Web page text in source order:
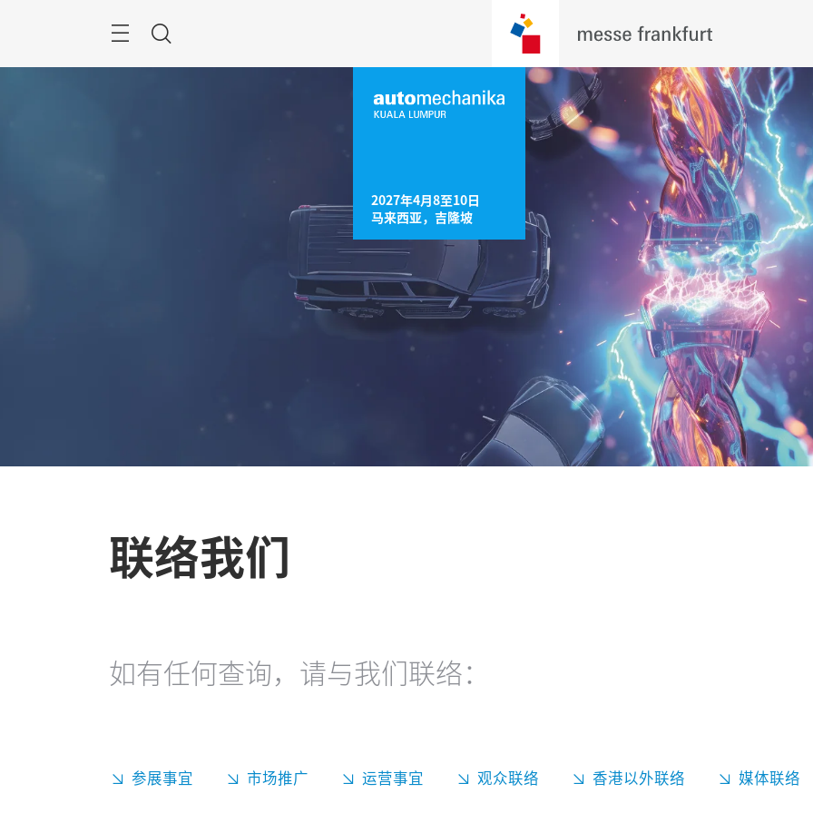
菜
搜
2027年4月8至10日
马来西亚，吉隆坡
联络我们
如有任何查询，请与我们联络：
参展事宜 市场推广 运营事宜 观众联络 香港以外联络 媒体联络